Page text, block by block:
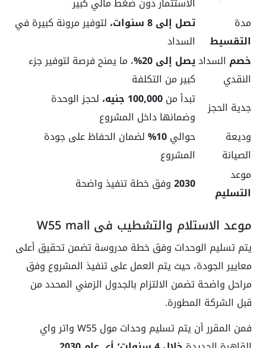
مدة
التقسيط
تصل إلى 8 سنوات،
لتوفير مرونة كبيرة في
السداد
خصم السداد
النقدي
يصل إلى 20%
، ما يمنح فرصة لتوفير جزء
كبير من التكلفة
جدية الحجز
تبدأ من100,000 جنيه،
لحجز الوحدة
وضمانها داخل المشروع
وديعة
الصيانة
حوالي10%
لضمان الحفاظ على جودة
المشروع
موعد
التسليم
2030وفق خطة تنفيذ واضحة
موعد الاستلام والتشطيب في W55 mall
يتم تسليم الوحدات وفق خطة مدروسة تضمن تحقيق أعلى
معايير الجودة، حيث يتم العمل على تنفيذ المشروع وفق
مراحل واضحة تضمن الالتزام بالجدول الزمني المحدد من
قبل الشركة المطورة.
فمن المقرر أن يتم تسليم وحدات مول W55 واتر واي